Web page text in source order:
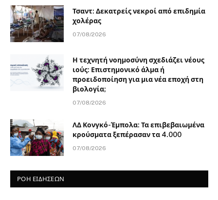
Τσαντ: Δεκατρείς νεκροί από επιδημία
χολέρας
07/08/2026
Η τεχνητή νοημοσύνη σχεδιάζει νέους
ιούς: Επιστημονικό άλμα ή
προειδοποίηση για μια νέα εποχή στη
βιολογία;
07/08/2026
ΛΔ Κονγκό-Έμπολα: Τα επιβεβαιωμένα
κρούσματα ξεπέρασαν τα 4.000
07/08/2026
ΡΟΗ ΕΙΔΗΣΕΩΝ